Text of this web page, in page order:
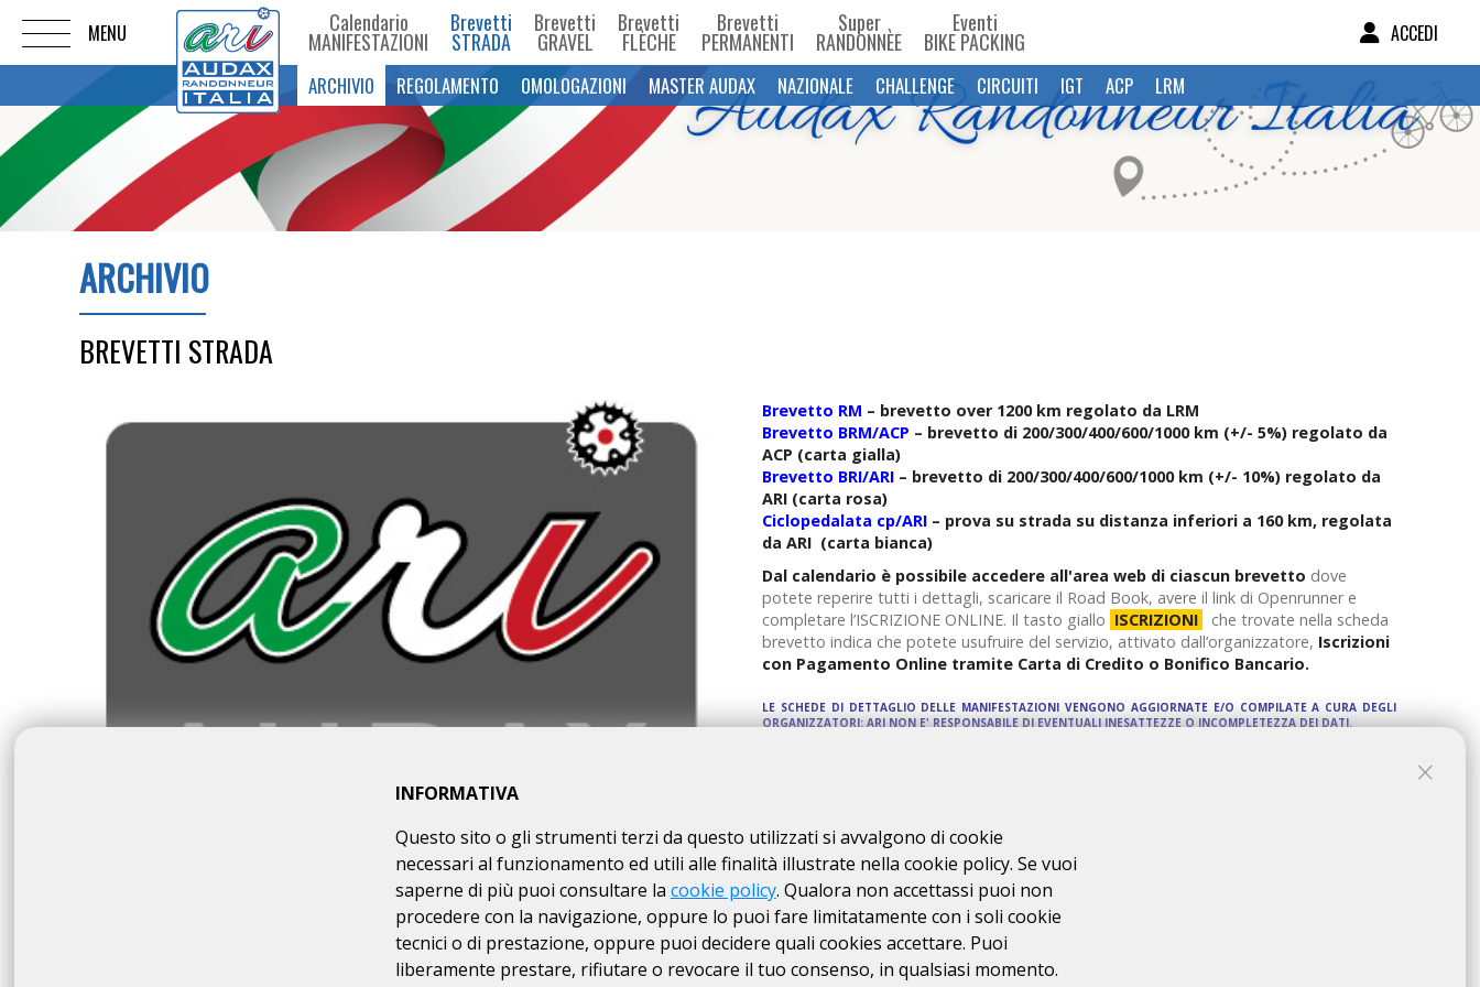
Calendario
MANIFESTAZIONI
Brevetti
STRADA
Brevetti
GRAVEL
Brevetti
FLÈCHE
Brevetti
PERMANENTI
Super
RANDONNÈE
Eventi
BIKE PACKING ACCEDI
ARCHIVIO REGOLAMENTO OMOLOGAZIONI MASTER AUDAX NAZIONALE CHALLENGE CIRCUITI IGT ACP LRM
ARCHIVIO
BREVETTI STRADA
Brevetto RM – brevetto over 1200 km regolato da LRM
Brevetto BRM/ACP – brevetto di 200/300/400/600/1000 km (+/- 5%) regolato da
ACP (carta gialla)
Brevetto BRI/ARI – brevetto di 200/300/400/600/1000 km (+/- 10%) regolato da
ARI (carta rosa)
Ciclopedalata cp/ARI – prova su strada su distanza inferiori a 160 km, regolata
da ARI (carta bianca)
Dal calendario è possibile accedere all'area web di ciascun brevetto dove
potete reperire tutti i dettagli, scaricare il Road Book, avere il link di Openrunner e
completare l’ISCRIZIONE ONLINE. Il tasto giallo ISCRIZIONI
che trovate nella scheda
brevetto indica che potete usufruire del servizio, attivato dall’organizzatore, Iscrizioni
con Pagamento Online tramite Carta di Credito o Bonifico Bancario.
LE SCHEDE DI DETTAGLIO DELLE MANIFESTAZIONI VENGONO AGGIORNATE E/O COMPILATE A CURA DEGLI
ORGANIZZATORI: ARI NON E' RESPONSABILE DI EVENTUALI INESATTEZZE O INCOMPLETEZZA DEI DATI.
INFORMATIVA
Questo sito o gli strumenti terzi da questo utilizzati si avvalgono di cookie
necessari al funzionamento ed utili alle finalità illustrate nella cookie policy. Se vuoi
saperne di più puoi consultare la cookie policy. Qualora non accettassi puoi non
procedere con la navigazione, oppure lo puoi fare limitatamente con i soli cookie
tecnici o di prestazione, oppure puoi decidere quali cookies accettare. Puoi
liberamente prestare, rifiutare o revocare il tuo consenso, in qualsiasi momento.